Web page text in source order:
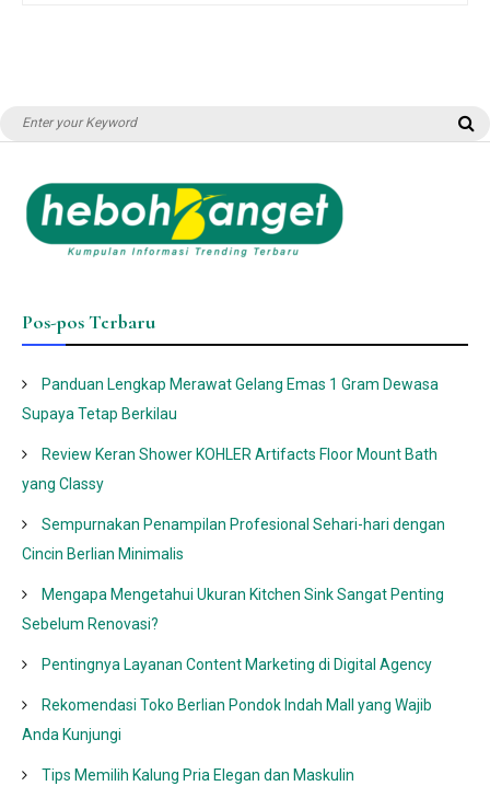
Search
Pos-pos Terbaru
Panduan Lengkap Merawat Gelang Emas 1 Gram Dewasa
Supaya Tetap Berkilau
Review Keran Shower KOHLER Artifacts Floor Mount Bath
yang Classy
Sempurnakan Penampilan Profesional Sehari-hari dengan
Cincin Berlian Minimalis
Mengapa Mengetahui Ukuran Kitchen Sink Sangat Penting
Sebelum Renovasi?
Pentingnya Layanan Content Marketing di Digital Agency
Rekomendasi Toko Berlian Pondok Indah Mall yang Wajib
Anda Kunjungi
Tips Memilih Kalung Pria Elegan dan Maskulin